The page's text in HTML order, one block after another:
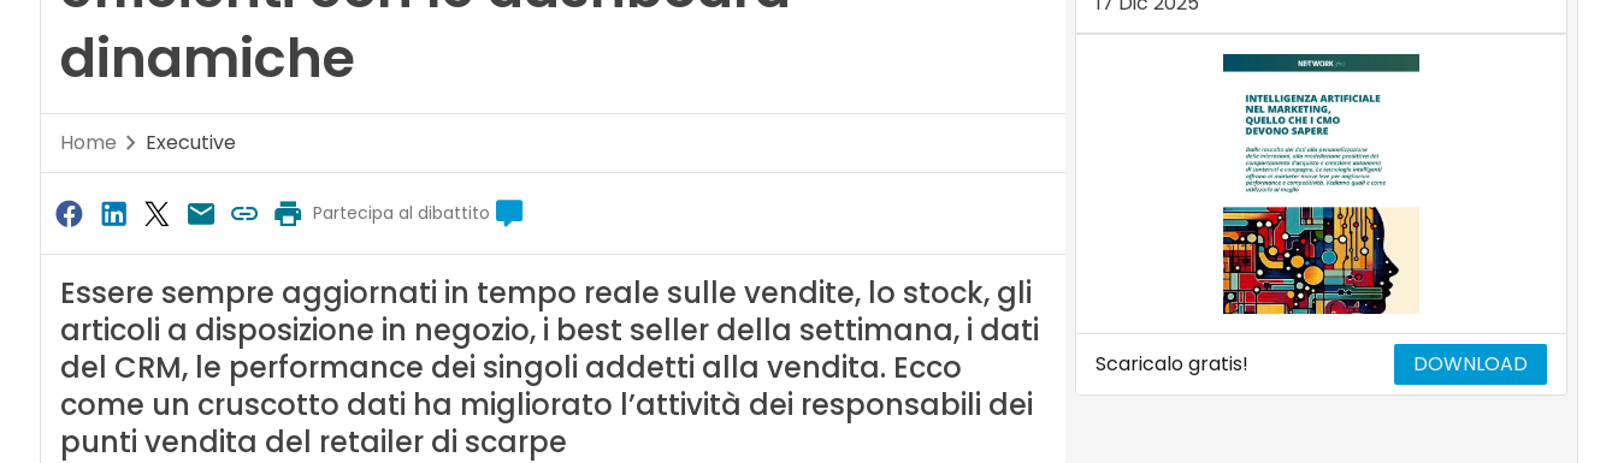
dinamiche
Home Executive
Partecipa al dibattito
Essere sempre aggiornati in tempo reale sulle vendite, lo stock, gli
articoli a disposizione in negozio, i best seller della settimana, i dati
del CRM, le performance dei singoli addetti alla vendita. Ecco
come un cruscotto dati ha migliorato l’attività dei responsabili dei
punti vendita del retailer di scarpe
Scaricalo gratis! DOWNLOAD